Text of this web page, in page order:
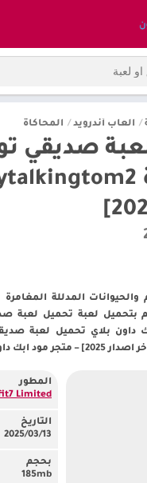
/ العاب أندرويد / المحاكاة
صديقي
المدللة
المطور
Limited‏
التاريخ
13‏/03‏/2025
بحجم
185mb